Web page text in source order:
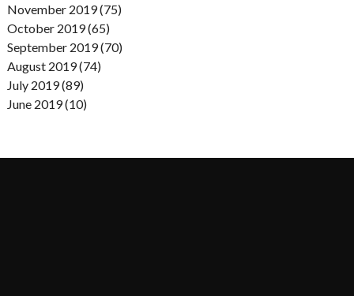
November 2019 (75)
October 2019 (65)
September 2019 (70)
August 2019 (74)
July 2019 (89)
June 2019 (10)